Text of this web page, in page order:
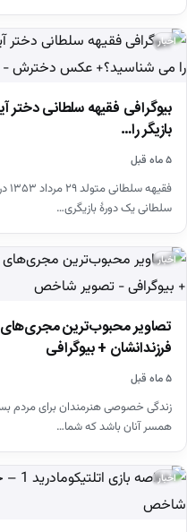
اخبار
بیوگرافی فقیهه سلطانی دختر
بازیگر را…
۵ ماه قبل
سلطانی یک دورهٔ بازیگری…
اخبار
تصاویر محبوب‌ترین مجری‌های
فرزندانشان + بیوگرافی
۵ ماه قبل
زندگی خصوصی هنرمندان برای مردم
همسر آنان باشد که شما…
اخبار